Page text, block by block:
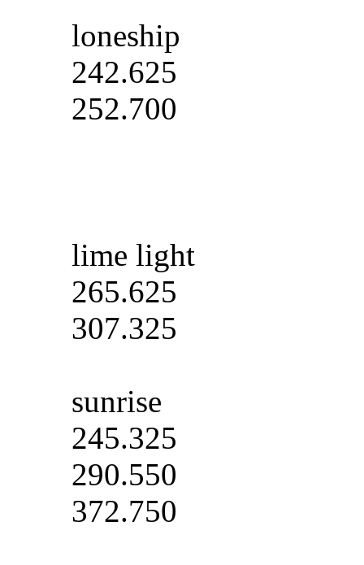
loneship
242.625
252.700
lime light
265.625
307.325
sunrise
245.325
290.550
372.750